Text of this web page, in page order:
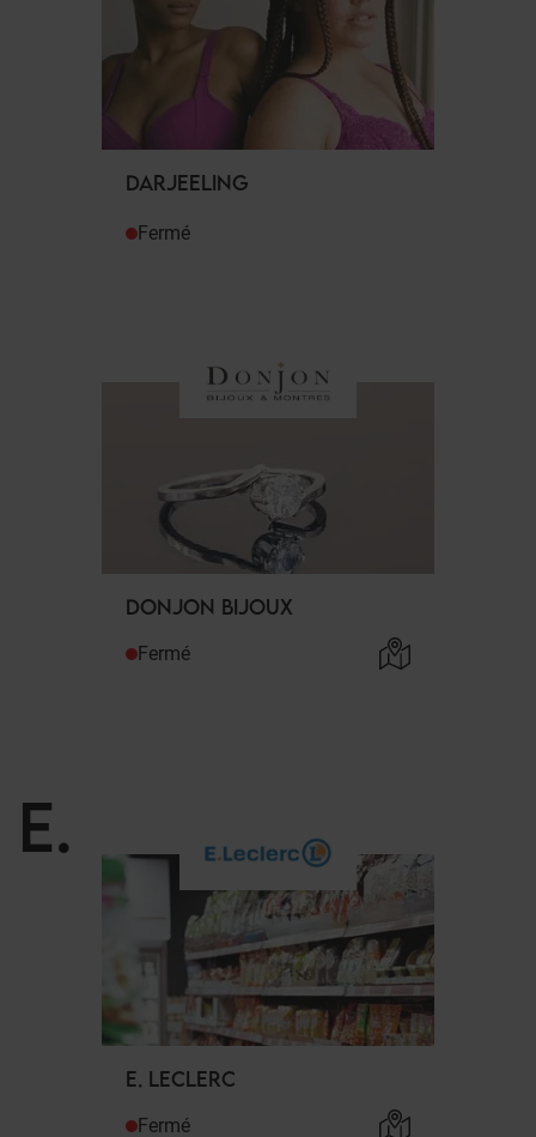
DARJEELING
Fermé
DONJON BIJOUX
Fermé
E.
E. LECLERC
Fermé